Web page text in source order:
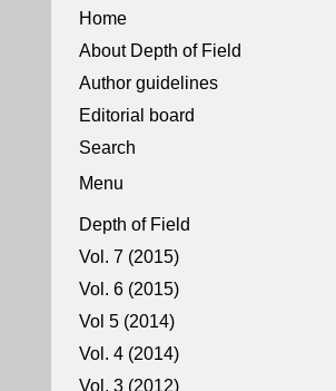
Home
About Depth of Field
Author guidelines
Editorial board
Search
Menu
Depth of Field
Vol. 7 (2015)
Vol. 6 (2015)
Vol 5 (2014)
Vol. 4 (2014)
Vol. 3 (2012)